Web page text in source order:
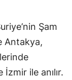
Şam
Antakya,
ile anılır.